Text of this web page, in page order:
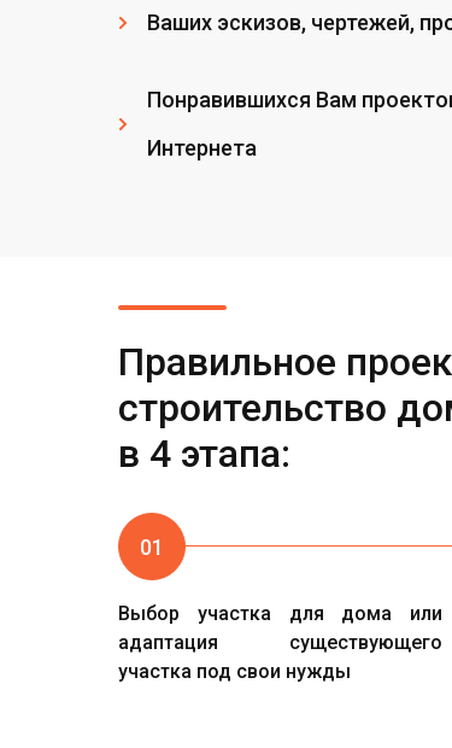
Ваших эскизов, чертежей,
Понравившихся Вам
Интернета
Правильное
строительство
в 4 этапа:
01
Выбор участка для дома или
адаптация существующего
участка под свои нужды